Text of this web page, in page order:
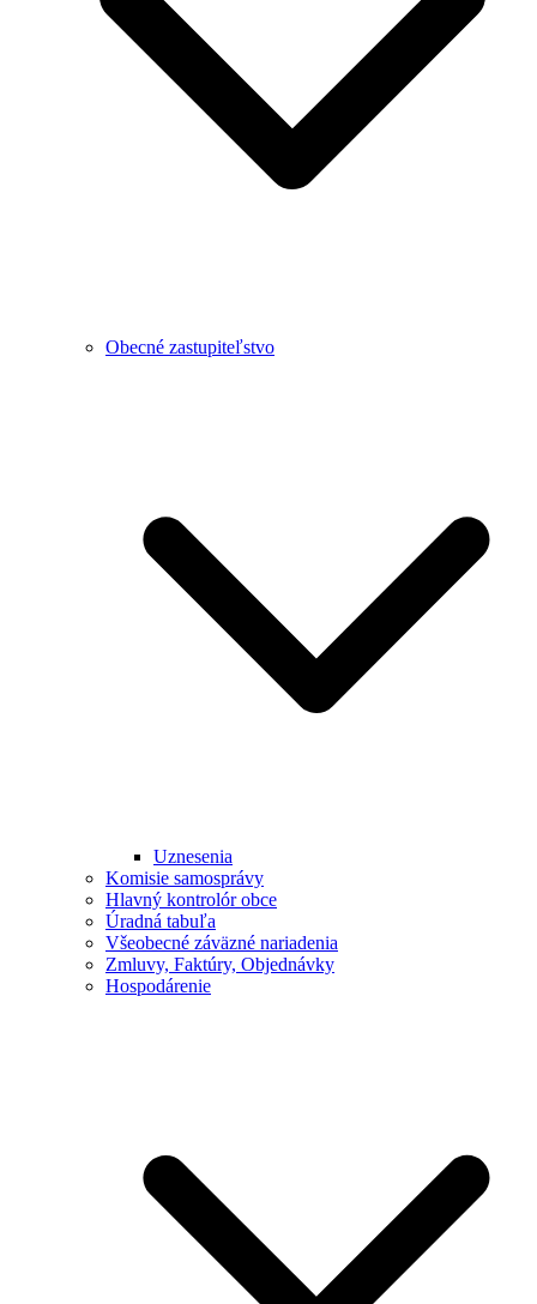
Obecné zastupiteľstvo
Uznesenia
Komisie samosprávy
Hlavný kontrolór obce
Úradná tabuľa
Všeobecné záväzné nariadenia
Zmluvy, Faktúry, Objednávky
Hospodárenie